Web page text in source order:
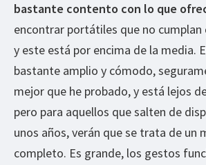
bastante contento con lo que
encontrar portátiles que no
y este está por encima de la media.
bastante amplio y cómodo,
mejor que he probado, y está lejos
pero para aquellos que salten de
unos años, verán que se trata de un
completo. Es grande, los gestos